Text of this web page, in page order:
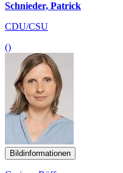
Schnieder, Patrick
CDU/CSU
()
Bildinformationen